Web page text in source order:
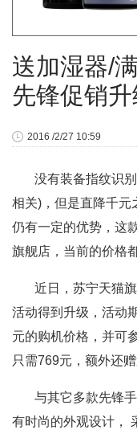
送加湿器/
先锋促销升
2016 /2/27 10:59
没有装备指纹识
相关)，但是直降千元
仍有一定的优势，这
旗舰店，当前的价格
近日，苏宁天猫
活动得到升级，活动
元的购机价格，并可
只需769元，额外还
与其它多款先锋
有时尚的外观设计，